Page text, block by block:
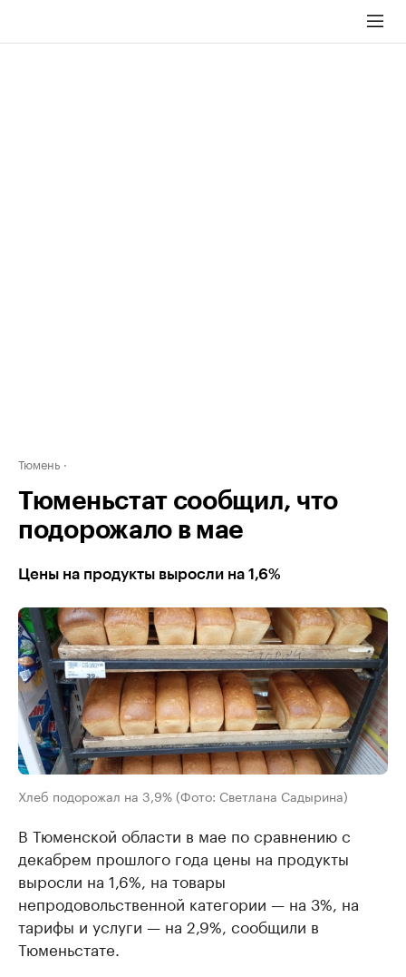
Тюмень
Тюменьстат сообщил, что
подорожало в мае
Цены на продукты выросли на 1,6%
Хлеб подорожал на 3,9% (Фото: Светлана Садырина)
В Тюменской области в мае по сравнению с
декабрем прошлого года цены на продукты
выросли на 1,6%, на товары
непродовольственной категории — на 3%, на
тарифы и услуги — на 2,9%, сообщили в
Тюменьстате.